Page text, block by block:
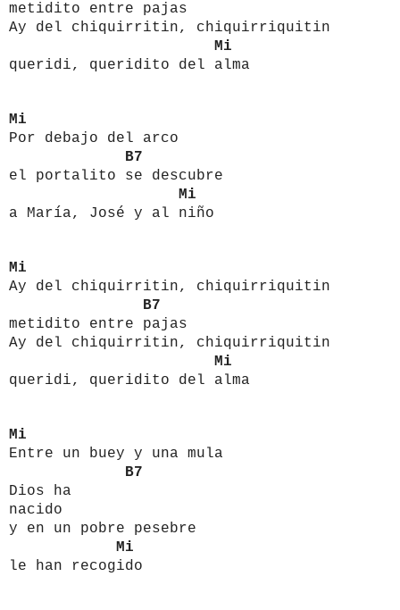
metidito entre pajas
Ay del chiquirritin, chiquirriquitin
Mi
queridi, queridito del alma
Mi
Por debajo del arco
B7
el portalito se descubre
Mi
a María, José y al niño
Mi
Ay del chiquirritin, chiquirriquitin
B7
metidito entre pajas
Ay del chiquirritin, chiquirriquitin
Mi
queridi, queridito del alma
Mi
Entre un buey y una mula
B7
Dios ha
nacido
y en un pobre pesebre
Mi
le han recogido